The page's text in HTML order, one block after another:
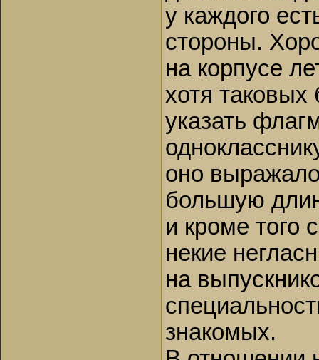
у каждого
стороны.
на корпусе
хотя
указать
оно
большую
и кроме того
некие
на
знакомых.